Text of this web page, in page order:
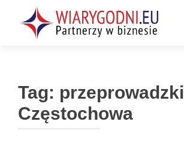
Tag: przeprowadzki
Częstochowa